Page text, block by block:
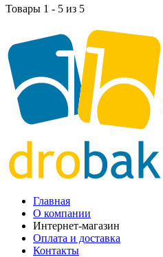
Товары 1 - 5 из 5
Главная
О компании
Интернет-магазин
Оплата и доставка
Контакты